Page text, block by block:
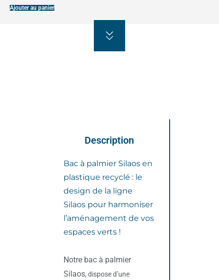
Ajouter au panier
Description
Bac à palmier Silaos en
plastique recyclé : le
design de la ligne
Silaos pour harmoniser
l’aménagement de vos
espaces verts !
Notre bac à palmier
Silaos, dispose d’une